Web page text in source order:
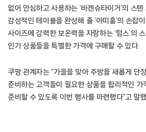
없어 안심하고 사용하는 ‘바겐슈타이거’의 스
감성적인 테이블을 완성해 줄 ‘아띠홈’의 손잡
사이즈에 강력한 보온력을 자랑하는 ‘텀스’의
인기 상품들을 특별한 가격에 구매할 수 있다.
쿠팡 관계자는 “가을을 맞아 주방을 새롭게 단
준비하는 고객들이 필요한 상품을 합리적인 가
준비할 수 있도록 이번 행사를 마련했다”고 말